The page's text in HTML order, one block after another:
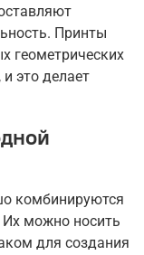
Принты
геометрических
это делает
комбинируются
можно носить
для создания